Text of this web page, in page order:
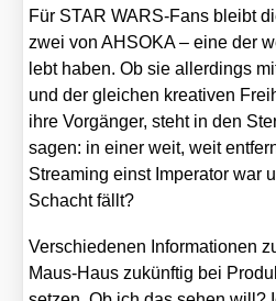
Für STAR WARS-Fans bleibt
zwei von AHSOKA – eine der
lebt haben. Ob sie aller­dings
und der glei­chen krea­ti­ven
ihre Vor­gän­ger, steht in den
sagen: in einer weit, weit
Strea­ming einst Impe­ra­tor war
Schacht fällt?
Ver­schie­de­nen Infor­ma­tio­nen
Maus-Haus zukünf­tig bei